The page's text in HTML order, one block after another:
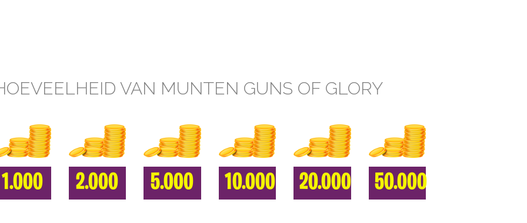
VAN MUNTEN GUNS OF GLORY
1.000 2.000 5.000 10.000 20.000 50.000